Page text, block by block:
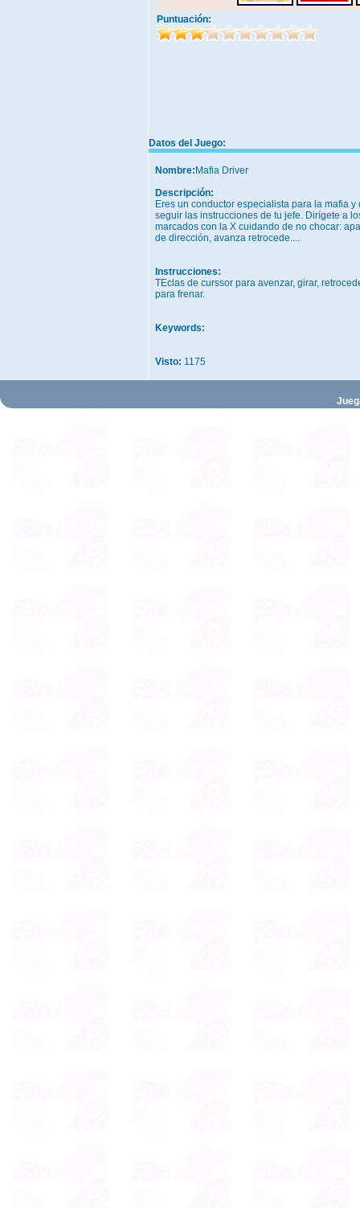
Puntuación:
Datos del Juego:
Nombre: Mafia Driver
Descripción:
Eres un conductor especialista para la mafia y
seguir las instrucciones de tu jefe. Dirígete a
marcados con la X cuidando de no chocar:
de dirección, avanza retrocede....
Instrucciones:
TEclas de curssor para avenzar, girar,
para frenar.
Keywords:
Visto: 1175